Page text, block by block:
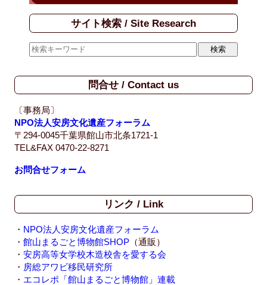
サイト検索 / Site Research
問合せ / Contact us
〔事務局〕
NPO法人安房文化遺産フォーラム
〒294-0045千葉県館山市北条1721-1
TEL&FAX 0470-22-8271
お問合せフォーム
リンク / Link
・ NPO法人安房文化遺産フォーラム
・ 館山まるごと博物館SHOP （通販）
・ 安房高等女学校木造校舎を愛する会
・ 房総アワビ移民研究所
・ エコレポ「館山まるごと博物館」連載